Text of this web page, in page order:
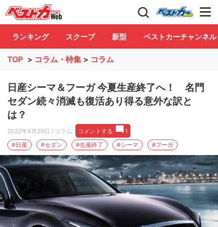
自動車情報誌「ベストカー」 Club
ランキング スクープ 新型 ベストカーチャンネル
TOP > コラム・特集 > コラム
日産シーマ＆フーガ 今夏生産終了へ！ 名門
セダン続々消滅も復活あり得る意外な訳と
は？
2022年4月29日 / コラム コメントする
1
#日産
#セダン #生産終了 #シーマ #フーガ